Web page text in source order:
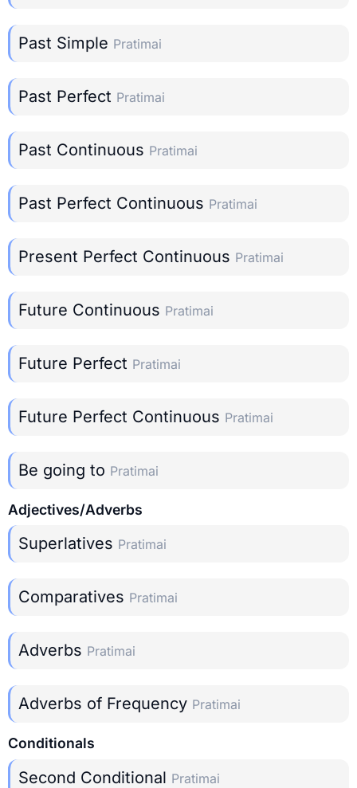
Past Simple Pratimai
Past Perfect Pratimai
Past Continuous Pratimai
Past Perfect Continuous Pratimai
Present Perfect Continuous Pratimai
Future Continuous Pratimai
Future Perfect Pratimai
Future Perfect Continuous Pratimai
Be going to Pratimai
Adjectives/Adverbs
Superlatives Pratimai
Comparatives Pratimai
Adverbs Pratimai
Adverbs of Frequency Pratimai
Conditionals
Second Conditional Pratimai